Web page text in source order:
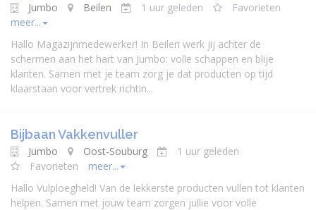
Jumbo Beilen 1 uur geleden
Favorieten
meer...
Hallo Magazijnmedewerker! In Beilen werk jij achter de
schermen aan het hart van Jumbo: volle schappen en blije
klanten. Samen met je team zorg je dat producten op tijd
klaarstaan voor vertrek richtin...
Bijbaan Vakkenvuller
Jumbo Oost-Souburg
1 uur geleden
Favorieten
meer...
Hallo Vulploegheld! Van de lekkerste producten vullen tot klanten
helpen. Samen met jouw team zorgen jullie voor volle